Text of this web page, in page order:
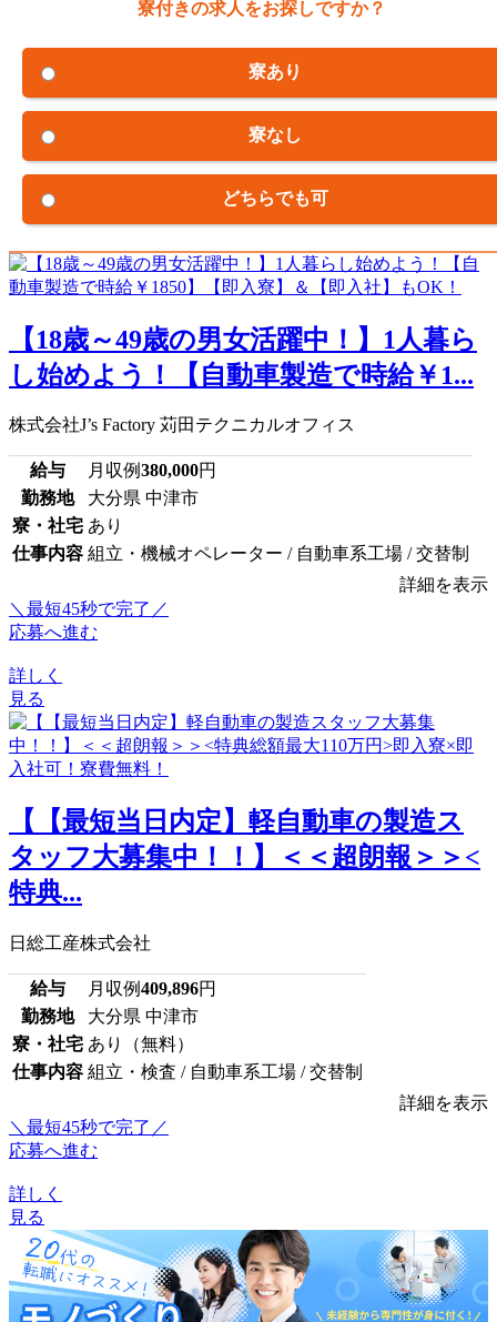
寮付きの求人をお探しですか？
寮あり
寮なし
どちらでも可
【18歳～49歳の男女活躍中！】1人暮ら
し始めよう！【自動車製造で時給￥1...
株式会社J’s Factory 苅田テクニカルオフィス
給与 月収例380,000円
勤務地
大分県 中津市
寮・社宅 あり
仕事内容 組立・機械オペレーター / 自動車系工場 / 交替制
詳細を表示
＼最短45秒で完了／
応募へ進む
詳しく
見る
【【最短当日内定】軽自動車の製造ス
タッフ大募集中！！】＜＜超朗報＞＞<
特典...
日総工産株式会社
給与 月収例409,896円
勤務地
大分県 中津市
寮・社宅 あり（無料）
仕事内容 組立・検査 / 自動車系工場 / 交替制
詳細を表示
＼最短45秒で完了／
応募へ進む
詳しく
見る